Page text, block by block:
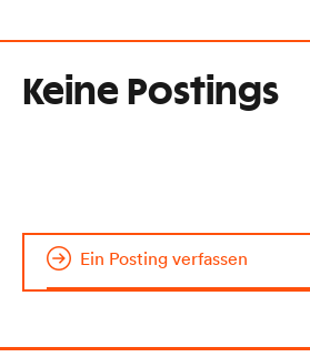
Keine Postings
Ein Posting verfassen